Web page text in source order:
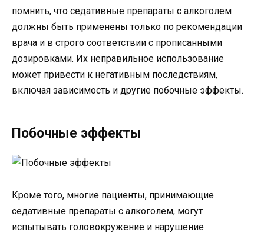
помнить, что седативные препараты с алкоголем
должны быть применены только по рекомендации
врача и в строго соответствии с прописанными
дозировками. Их неправильное использование
может привести к негативным последствиям,
включая зависимость и другие побочные эффекты.
Побочные эффекты
Кроме того, многие пациенты, принимающие
седативные препараты с алкоголем, могут
испытывать головокружение и нарушение